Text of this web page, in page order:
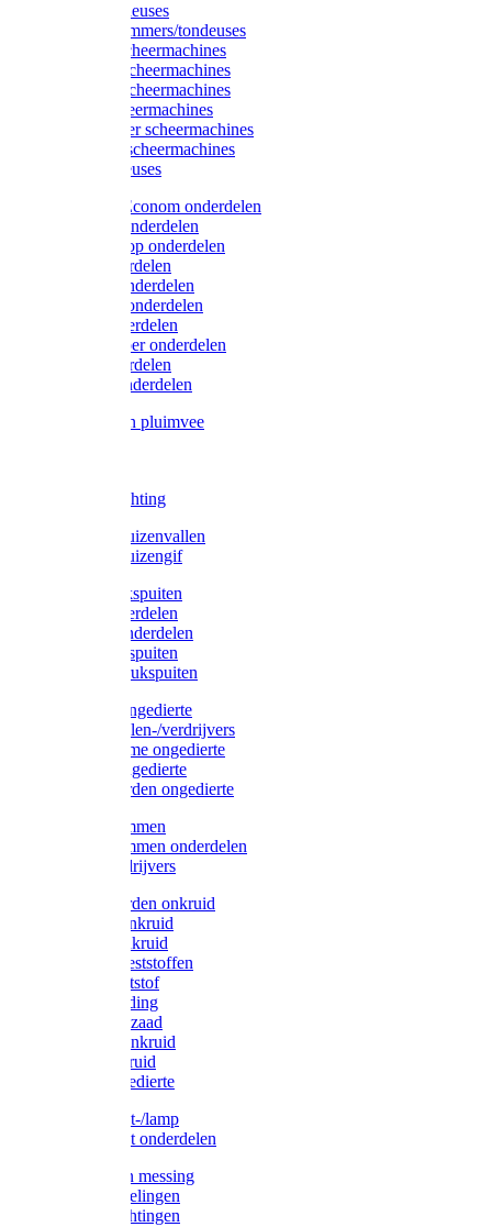
Moser tondeuses
Overige trimmers/tondeuses
Heiniger scheermachines
Hauptner scheermachines
Aesculap scheermachines
Liscop scheermachines
FarmClipper scheermachines
Constanta scheermachines
Wahl tondeuses
Aesculap/Econom onderdelen
Hauptner onderdelen
Lister/Liscop onderdelen
Eider onderdelen
Heiniger onderdelen
Constanta onderdelen
Moser onderdelen
Farm Clipper onderdelen
Oster onderdelen
TailWell onderdelen
Voerbakken pluimvee
LED verlichting
Ratten / Muizenvallen
Ratten / Muizengif
Gloria drukspuiten
Gloria onderdelen
Gardena onderdelen
Dario drukspuiten
Gardena drukspuiten
Diversen ongedierte
Insectenvallen-/verdrijvers
Protect Home ongedierte
Solabiol ongedierte
Protect Garden ongedierte
Mollenklemmen
Mollenklemmen onderdelen
Mollenverdrijvers
Protect Garden onkruid
Diversen onkruid
Solabiol onkruid
Solabiol meststoffen
Pokon meststof
Pokon voeding
Pokon graszaad
Roundup onkruid
Pokon onkruid
Pokon ongedierte
Vliegenkast-/lamp
Vliegenkast onderdelen
Zuigkorven messing
Geka koppelingen
Geka afdichtingen